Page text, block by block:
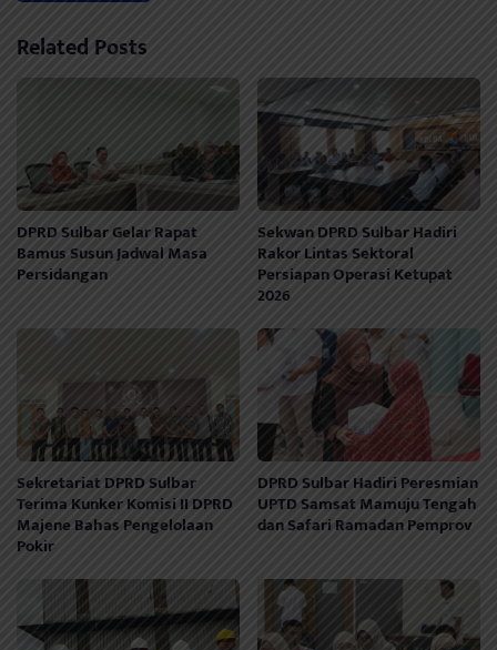
Related Posts
DPRD Sulbar Gelar Rapat
Bamus Susun Jadwal Masa
Persidangan
Sekwan DPRD Sulbar Hadiri
Rakor Lintas Sektoral
Persiapan Operasi Ketupat
2026
Sekretariat DPRD Sulbar
Terima Kunker Komisi II DPRD
Majene Bahas Pengelolaan
Pokir
DPRD Sulbar Hadiri Peresmian
UPTD Samsat Mamuju Tengah
dan Safari Ramadan Pemprov